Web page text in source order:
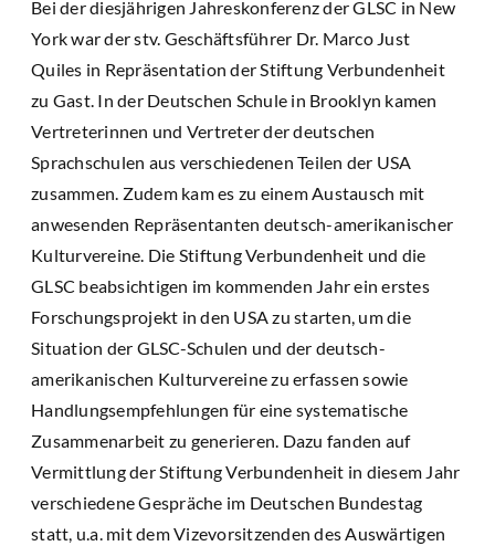
Bei der diesjährigen Jahreskonferenz der GLSC in New
York war der stv. Geschäftsführer Dr. Marco Just
Quiles in Repräsentation der Stiftung Verbundenheit
zu Gast. In der Deutschen Schule in Brooklyn kamen
Vertreterinnen und Vertreter der deutschen
Sprachschulen aus verschiedenen Teilen der USA
zusammen. Zudem kam es zu einem Austausch mit
anwesenden Repräsentanten deutsch-amerikanischer
Kulturvereine. Die Stiftung Verbundenheit und die
GLSC beabsichtigen im kommenden Jahr ein erstes
Forschungsprojekt in den USA zu starten, um die
Situation der GLSC-Schulen und der deutsch-
amerikanischen Kulturvereine zu erfassen sowie
Handlungsempfehlungen für eine systematische
Zusammenarbeit zu generieren. Dazu fanden auf
Vermittlung der Stiftung Verbundenheit in diesem Jahr
verschiedene Gespräche im Deutschen Bundestag
statt, u.a. mit dem Vizevorsitzenden des Auswärtigen